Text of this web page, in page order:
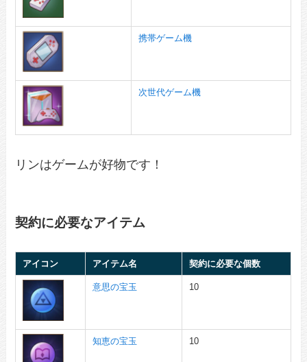
携帯ゲーム機
次世代ゲーム機
リンはゲームが好物です！
契約に必要なアイテム
アイコン アイテム名 契約に必要な個数
意思の宝玉 10
知恵の宝玉 10